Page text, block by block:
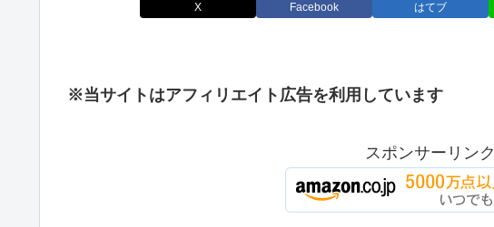
X Facebook はてブ
※当サイトはアフィリエイト広告を利用しています
スポンサーリンク